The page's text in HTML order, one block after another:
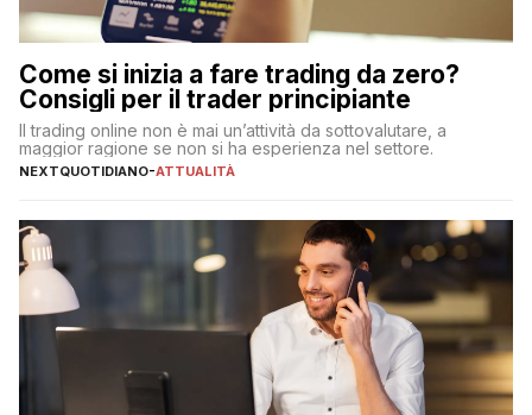
Come si inizia a fare trading da zero?
Consigli per il trader principiante
Il trading online non è mai un’attività da sottovalutare, a
maggior ragione se non si ha esperienza nel settore.
NEXTQUOTIDIANO-ATTUALITÀ